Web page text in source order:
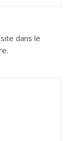
dans le